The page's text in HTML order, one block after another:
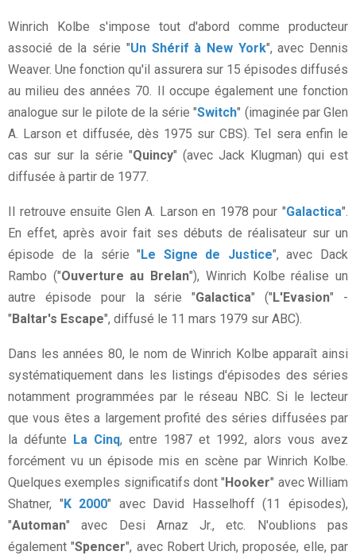
Winrich Kolbe s'impose tout d'abord comme producteur
associé de la série "Un Shérif à New York", avec Dennis
Weaver. Une fonction qu'il assurera sur 15 épisodes diffusés
au milieu des années 70. Il occupe également une fonction
analogue sur le pilote de la série "Switch" (imaginée par Glen
A. Larson et diffusée, dès 1975 sur CBS). Tel sera enfin le
cas sur sur la série "Quincy" (avec Jack Klugman) qui est
diffusée à partir de 1977.
Il retrouve ensuite Glen A. Larson en 1978 pour "Galactica".
En effet, après avoir fait ses débuts de réalisateur sur un
épisode de la série "Le Signe de Justice", avec Dack
Rambo ("Ouverture au Brelan"), Winrich Kolbe réalise un
autre épisode pour la série "Galactica" ("L'Evasion" -
"Baltar's Escape", diffusé le 11 mars 1979 sur ABC).
Dans les années 80, le nom de Winrich Kolbe apparaît ainsi
systématiquement dans les listings d'épisodes des séries
notamment programmées par le réseau NBC. Si le lecteur
que vous êtes a largement profité des séries diffusées par
la défunte La Cinq, entre 1987 et 1992, alors vous avez
forcément vu un épisode mis en scène par Winrich Kolbe.
Quelques exemples significatifs dont "Hooker" avec William
Shatner, "K 2000" avec David Hasselhoff (11 épisodes),
"Automan" avec Desi Arnaz Jr., etc. N'oublions pas
également "Spencer", avec Robert Urich, proposée, elle, par